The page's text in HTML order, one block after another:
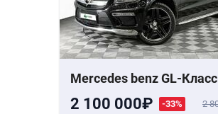
Mercedes benz GL-Класс
2 100 000 -33% 2